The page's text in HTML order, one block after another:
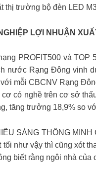
thị trường bộ đèn LED
LỢI NHUẬN
PROFIT500 và
nước Rạng Đông vinh
mỗi CBCNV Rạng
có nghề trên cơ sở
tăng trưởng 18,9% so
SÁNG THÔNG
như vậy thì cũng xót
biết rằng ngôi nhà của